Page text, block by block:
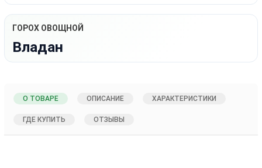
ГОРОХ ОВОЩНОЙ
Владан
О ТОВАРЕ ОПИСАНИЕ ХАРАКТЕРИСТИКИ
ГДЕ КУПИТЬ ОТЗЫВЫ